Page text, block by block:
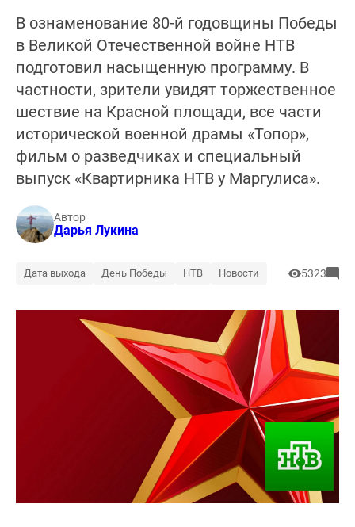
В ознаменование 80-й годовщины Победы
в Великой Отечественной войне НТВ
подготовил насыщенную программу. В
частности, зрители увидят торжественное
шествие на Красной площади, все части
исторической военной драмы «Топор»,
фильм о разведчиках и специальный
выпуск «Квартирника НТВ у Маргулиса».
Автор
Дарья Лукина
Дата выхода День Победы НТВ Новости 5323